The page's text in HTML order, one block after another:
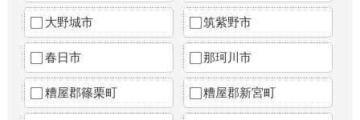
大野城市 筑紫野市
春日市 那珂川市
糟屋郡篠栗町 糟屋郡新宮町